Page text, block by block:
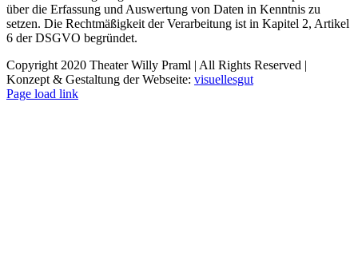
über die Erfassung und Auswertung von Daten in Kenntnis zu
setzen. Die Rechtmäßigkeit der Verarbeitung ist in Kapitel 2, Artikel
6 der DSGVO begründet.
Copyright 2020 Theater Willy Praml | All Rights Reserved |
Konzept & Gestaltung der Webseite: visuellesgut
Page load link